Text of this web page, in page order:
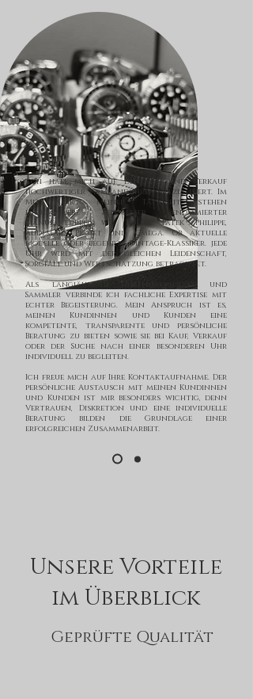
Ich habe mich auf den An- und Verkauf
hochwertiger Armbanduhren spezialisiert. Im
Mittelpunkt meiner Tätigkeit stehen
insbesondere Zeitmesser renommierter
Manufakturen wie Rolex, Patek Philippe,
Audemars Piguet und Omega. Ob aktuelle
Modelle oder begehrte Vintage-Klassiker. jede
Uhr wird mit der gleichen Leidenschaft,
Sorgfalt und Wertschätzung betrachtet.
Als langjähriger Uhrenenthusiast und
Sammler verbinde ich fachliche Expertise mit
echter Begeisterung. Mein Anspruch ist es,
meinen Kundinnen und Kunden eine
kompetente, transparente und persönliche
Beratung zu bieten sowie sie bei Kauf, Verkauf
oder der Suche nach einer besonderen Uhr
individuell zu begleiten.
Ich freue mich auf Ihre Kontaktaufnahme. Der
persönliche Austausch mit meinen Kundinnen
und Kunden ist mir besonders wichtig, denn
Vertrauen, Diskretion und eine individuelle
Beratung bilden die Grundlage einer
erfolgreichen Zusammenarbeit.
Unsere Vorteile
im Überblick
Geprüfte Qualität